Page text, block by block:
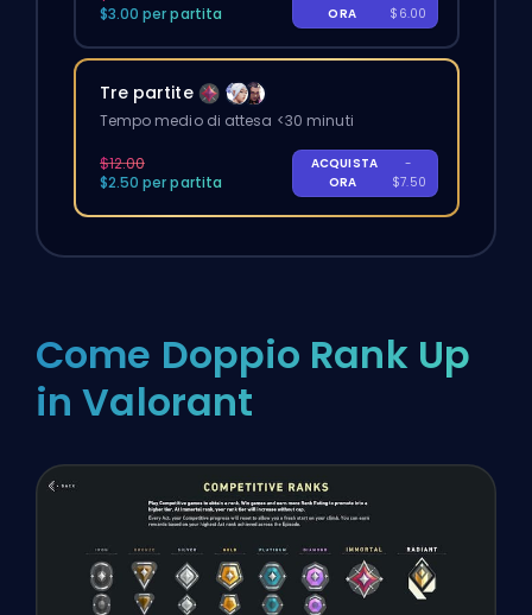
$3.00 per partita
ORA
$6.00
Tre partite
Tempo medio di attesa <30 minuti
$12.00
$2.50 per partita
ACQUISTA
ORA
-
$7.50
Come Doppio Rank Up
in Valorant